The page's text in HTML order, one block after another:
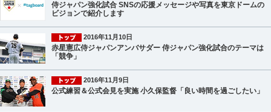
侍ジャパン強化試合 SNSの応援メッセージや写真を東京ドームの
ビジョンで紹介します
2016年11月10日
赤星憲広侍ジャパンアンバサダー 侍ジャパン強化試合のテーマは
「競争」
2016年11月9日
公式練習＆公式会見を実施 小久保監督「良い時間を過ごしたい」